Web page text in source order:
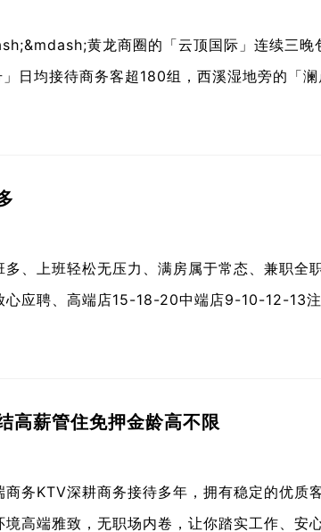
黄龙商圈的「云顶国际」连续三晚
日均接待商务客超180组，西溪湿地旁的「
、上班轻松无压力、满房属于常态、兼职全
心应聘、高端店15-18-20中端店9-10-12-13
高薪管住免押金龄高不限
务KTV深耕商务接待多年，拥有稳定的优质
高端雅致，无职场内卷，让你踏实工作、安